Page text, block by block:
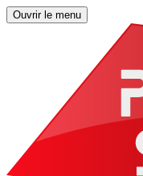
Ouvrir le menu